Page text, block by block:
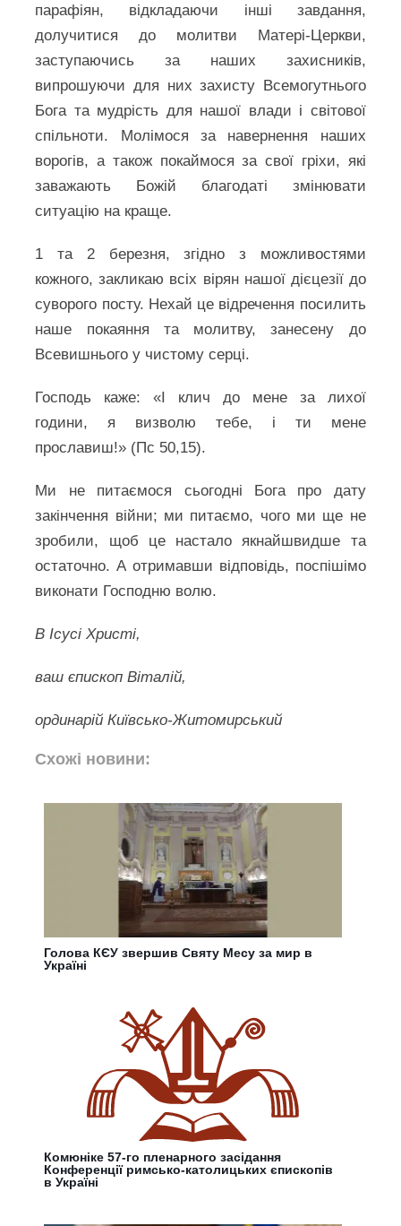
парафіян, відкладаючи інші завдання,
долучитися до молитви Матері-Церкви,
заступаючись за наших захисників,
випрошуючи для них захисту Всемогутнього
Бога та мудрість для нашої влади і світової
спільноти. Молімося за навернення наших
ворогів, а також покаймося за свої гріхи, які
заважають Божій благодаті змінювати
ситуацію на краще.
1 та 2 березня, згідно з можливостями
кожного, закликаю всіх вірян нашої дієцезії до
суворого посту. Нехай це відречення посилить
наше покаяння та молитву, занесену до
Всевишнього у чистому серці.
Господь каже: «І клич до мене за лихої
години, я визволю тебе, і ти мене
прославиш!» (Пс 50,15).
Ми не питаємося сьогодні Бога про дату
закінчення війни; ми питаємо, чого ми ще не
зробили, щоб це настало якнайшвидше та
остаточно. А отримавши відповідь, поспішімо
виконати Господню волю.
В Ісусі Христі,
ваш єпископ Віталій,
ординарій Київсько-Житомирський
Схожі новини:
Голова КЄУ звершив Святу Месу за мир в
Україні
Комюніке 57-го пленарного засідання
Конференції римсько-католицьких єпископів
в Україні